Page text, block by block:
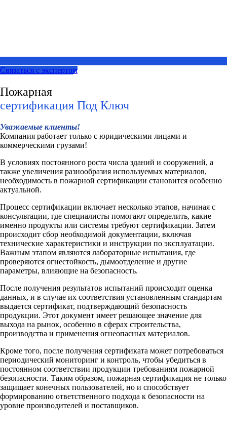
Связаться с экспертом
Пожарная​
сертификация​ Под Ключ
Уважаемые клиенты!
Компания работает только с юридическими лицами и
коммерческими грузами!
В условиях постоянного роста числа зданий и сооружений, а
также увеличения разнообразия используемых материалов,
необходимость в пожарной сертификации становится особенно
актуальной.
Процесс сертификации включает несколько этапов, начиная с
консультации, где специалисты помогают определить, какие
именно продукты или системы требуют сертификации. Затем
происходит сбор необходимой документации, включая
технические характеристики и инструкции по эксплуатации.
Важным этапом являются лабораторные испытания, где
проверяются огнестойкость, дымоотделение и другие
параметры, влияющие на безопасность.
После получения результатов испытаний происходит оценка
данных, и в случае их соответствия установленным стандартам
выдается сертификат, подтверждающий безопасность
продукции. Этот документ имеет решающее значение для
выхода на рынок, особенно в сферах строительства,
производства и применения огнеопасных материалов.
Кроме того, после получения сертификата может потребоваться
периодический мониторинг и контроль, чтобы убедиться в
постоянном соответствии продукции требованиям пожарной
безопасности. Таким образом, пожарная сертификация не только
защищает конечных пользователей, но и способствует
формированию ответственного подхода к безопасности на
уровне производителей и поставщиков.